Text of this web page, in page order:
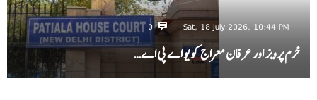
Sat, 18 July 2026, 10:44 PM
0
خرم پرویز اور عرفان معراج کو یو اے پی اے…